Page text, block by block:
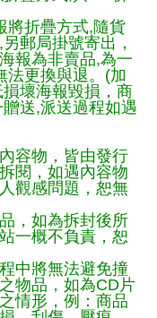
將折疊方式,隨貨
郵局掛號寄出，
報為非賣品,為一
法更換與退。(加
壞海報毀損，商
送,派送過程如遇
容物，皆由發行
閱，如遇內容物
觀感問題，恕無
，如為拆封後所
一概不負責，恕
中將無法避免撞
物品，如為CD片
情形，例：商品